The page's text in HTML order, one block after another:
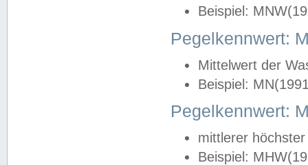
Beispiel:
Pegelkennwert:
Mittelwert der
Beispiel:
Pegelkennwert:
mittlerer
Beispiel: